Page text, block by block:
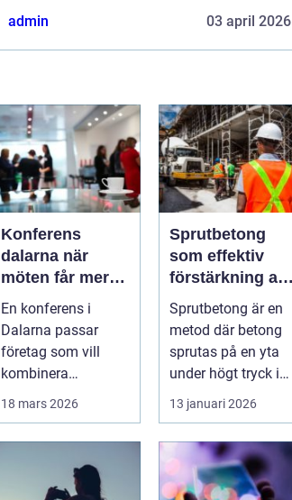
admin 03 april 2026
Konferens
dalarna när
möten får mer
innehåll
En konferens i
Dalarna passar
företag som vill
kombinera
lugn, fokus...
18 mars 2026
Sprutbetong
som effektiv
förstärkning av
berg och betong
Sprutbetong är en
metod där betong
sprutas på en yta
under högt tryck i
stä...
13 januari 2026